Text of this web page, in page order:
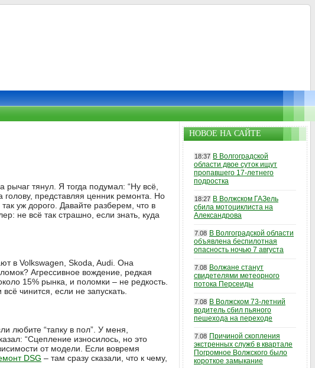
тянул. Я тогда подумал: “Ну всё,
голову, представляя ценник ремонта. Но
уж дорого. Давайте разберем, что в
не всё так страшно, если знать, куда
в Volkswagen, Skoda, Audi. Она
Агрессивное вождение, редкая
15% рынка, и поломки – не редкость.
чинится, если не запускать.
любите “тапку в пол”. У меня,
“Сцепление износилось, но это
от модели. Если вовремя
DSG – там сразу сказали, что к чему,
НОВОЕ НА САЙТЕ
18:37 В Волгоградской
области двое суток ищут
пропавшего 17-летнего
подростка
18:27 В Волжском ГАЗель
сбила мотоциклиста на
Александрова
7.08 В Волгоградской области
объявлена беспилотная
опасность ночью 7 августа
7.08 Волжане станут
свидетелями метеорного
потока Персеиды
7.08 В Волжском 73-летний
водитель сбил пьяного
пешехода на переходе
7.08 Причиной скопления
экстренных служб в квартале
Погромное Волжского было
короткое замыкание